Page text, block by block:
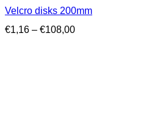
Velcro disks 200mm
€1,16 – €108,00Price